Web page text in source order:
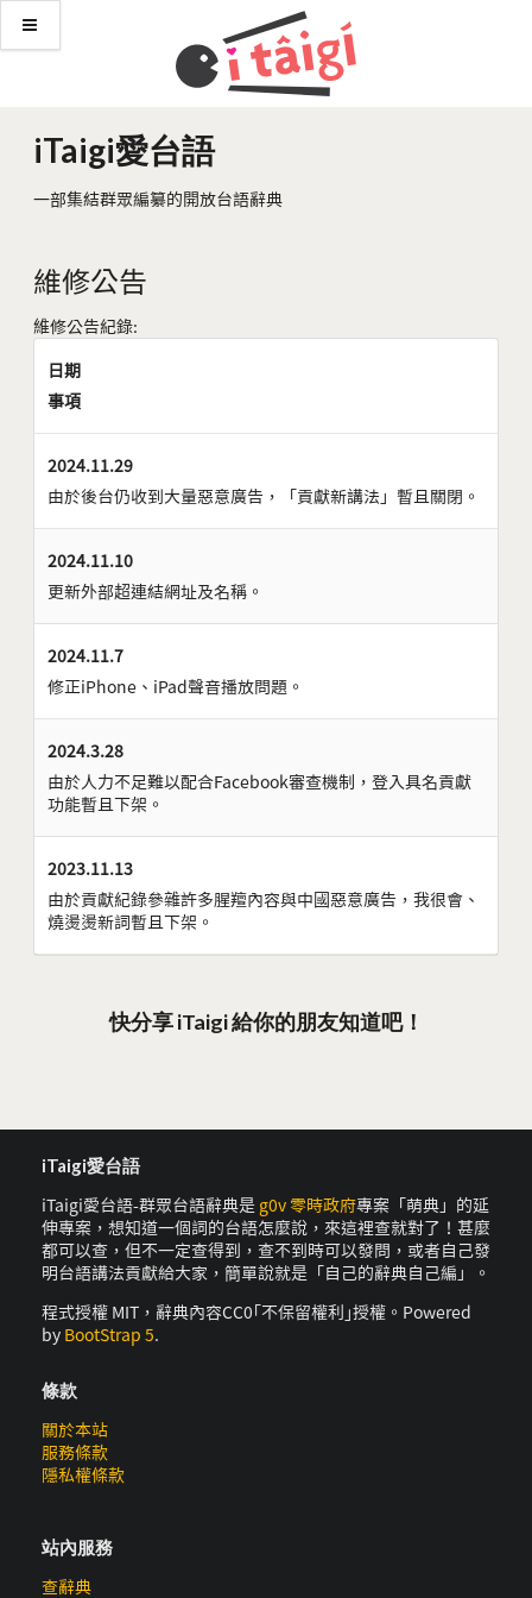
iTaigi愛台語
一部集結群眾編纂的開放台語辭典
維修公告
維修公告紀錄:
日期
事項
2024.11.29
由於後台仍收到大量惡意廣告，「貢獻新講法」暫且關閉。
2024.11.10
更新外部超連結網址及名稱。
2024.11.7
修正iPhone、iPad聲音播放問題。
2024.3.28
由於人力不足難以配合Facebook審查機制，登入具名貢獻
功能暫且下架。
2023.11.13
由於貢獻紀錄參雜許多腥羶內容與中國惡意廣告，我很會、
燒燙燙新詞暫且下架。
快分享 iTaigi 給你的朋友知道吧！
iTaigi愛台語
iTaigi愛台語-群眾台語辭典是 g0v 零時政府專案「萌典」的延
伸專案，想知道一個詞的台語怎麼說，來這裡查就對了！甚麼
都可以查，但不一定查得到，查不到時可以發問，或者自己發
明台語講法貢獻給大家，簡單說就是「自己的辭典自己編」。
程式授權 MIT，辭典內容CC0｢不保留權利｣授權。Powered
by BootStrap 5.
條款
關於本站
服務條款
隱私權條款
站內服務
查辭典